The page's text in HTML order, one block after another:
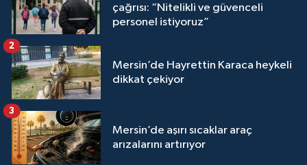
çağrısı: “Nitelikli ve güvenceli
personel istiyoruz”
Mersin’de Hayrettin Karaca heykeli
dikkat çekiyor
2
Mersin’de aşırı sıcaklar araç
arızalarını artırıyor
3